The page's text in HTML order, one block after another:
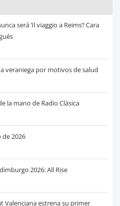
será ‘Il viaggio a Reims’! Cara
veraniega por motivos de salud
la mano de Radio Clásica
de 2026
2026: All Rise
Valenciana estrena su primer